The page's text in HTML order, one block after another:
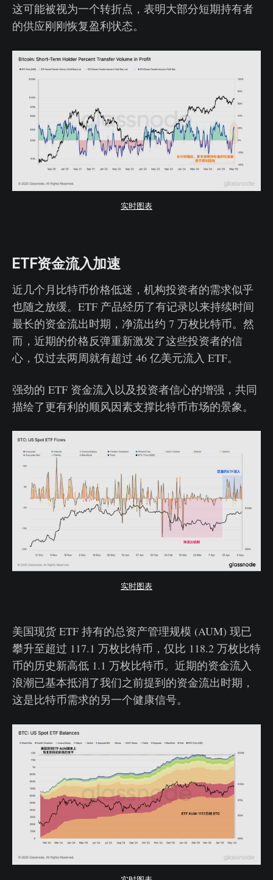
这可能被视为一个转折点，表明大部分短期持有者
的供应刚刚恢复盈利状态。
实时图表
ETF资金流入加速
近几个月比特币价格低迷，机构投资者的需求似乎
也随之放缓。ETF 产品经历了有记录以来持续时间
最长的资金流出时期，净流出约 7 万枚比特币。然
而，近期的价格反弹重新激发了这些投资者的信
心，仅过去两周就有超过 46 亿美元流入 ETF。
强劲的 ETF 资金流入以及投资者信心的增强，共同
描绘了更有利的顺风因素支撑比特币市场的景象。
实时图表
美国现货 ETF 持有的总资产管理规模 (AUM) 现已
攀升至超过 117.1 万枚比特币，仅比 118.2 万枚比特
币的历史新高低 1.1 万枚比特币。近期的资金流入
浪潮已基本抵消了我们之前提到的资金流出时期，
这是比特币需求的另一个健康信号。